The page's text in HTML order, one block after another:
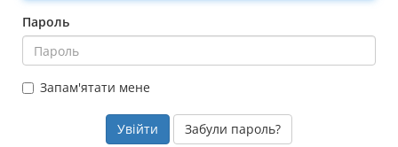
Пароль
Запам'ятати мене
Забули пароль?